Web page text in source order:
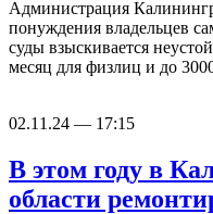
Администрация
понуждения владельцев
суды взыскивается
месяц для физлиц и до
02.11.24 — 17:15
В этом году в
области